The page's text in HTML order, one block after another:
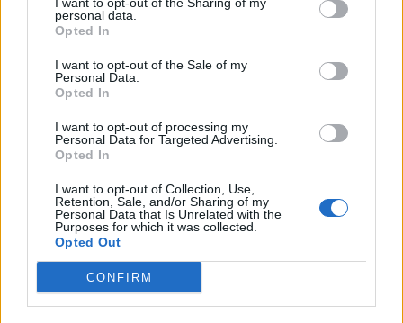
personal data.
Opted In
I want to opt-out of the Sale of my
Personal Data.
Opted In
I want to opt-out of processing my
Personal Data for Targeted Advertising.
Opted In
I want to opt-out of Collection, Use,
Retention, Sale, and/or Sharing of my
Personal Data that Is Unrelated with the
Purposes for which it was collected.
Opted Out
CONFIRM
In evidenza